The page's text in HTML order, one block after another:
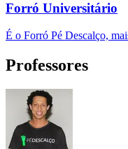
Forró Universitário
É o Forró Pé Descalço,
Professores